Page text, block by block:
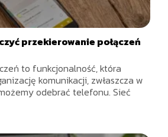
przekierowanie połączeń
to funkcjonalność, która
komunikacji, zwłaszcza w
odebrać telefonu. Sieć